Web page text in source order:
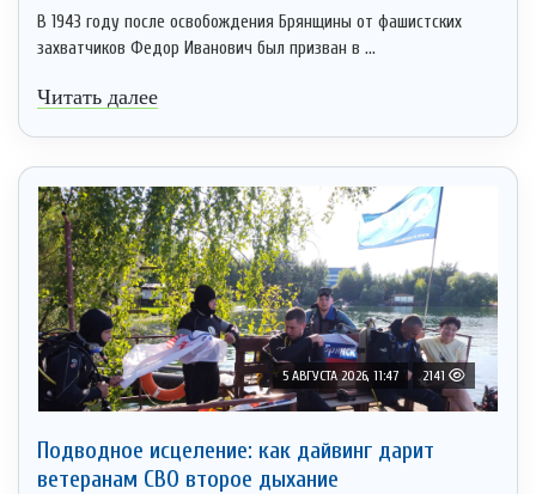
В 1943 году после освобождения Брянщины от фашистских
захватчиков Федор Иванович был призван в ...
Читать далее
5 АВГУСТА 2026, 11:47 2141
Подводное исцеление: как дайвинг дарит
ветеранам СВО второе дыхание